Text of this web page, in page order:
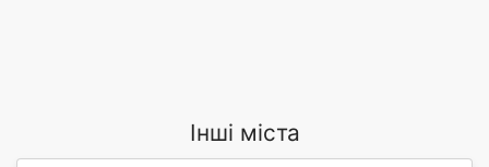
Інші міста